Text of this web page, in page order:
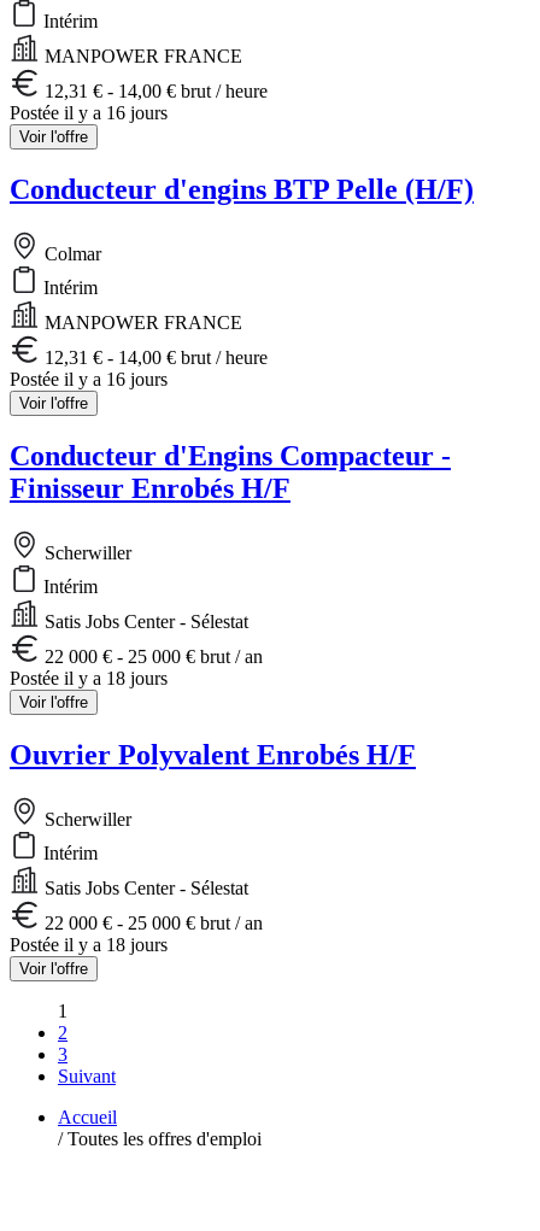
Intérim
MANPOWER FRANCE
12,31 € - 14,00 € brut / heure
Postée il y a 16 jours
Voir l'offre
Conducteur d'engins BTP Pelle (H/F)
Colmar
Intérim
MANPOWER FRANCE
12,31 € - 14,00 € brut / heure
Postée il y a 16 jours
Voir l'offre
Conducteur d'Engins Compacteur -
Finisseur Enrobés H/F
Scherwiller
Intérim
Satis Jobs Center - Sélestat
22 000 € - 25 000 € brut / an
Postée il y a 18 jours
Voir l'offre
Ouvrier Polyvalent Enrobés H/F
Scherwiller
Intérim
Satis Jobs Center - Sélestat
22 000 € - 25 000 € brut / an
Postée il y a 18 jours
Voir l'offre
1
2
3
Suivant
Accueil
/ Toutes les offres d'emploi